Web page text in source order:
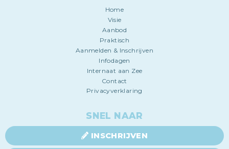
Home
Visie
Aanbod
Praktisch
Aanmelden & Inschrijven
Infodagen
Internaat aan Zee
Contact
Privacyverklaring
SNEL NAAR
INSCHRIJVEN